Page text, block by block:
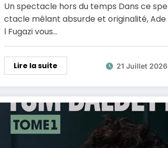
Un spectacle hors du temps Dans ce spe
ctacle mêlant absurde et originalité, Ade
l Fugazi vous…
Lire la suite 21 Juillet 2026